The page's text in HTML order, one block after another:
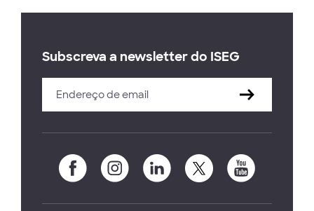
Subscreva a newsletter do ISEG